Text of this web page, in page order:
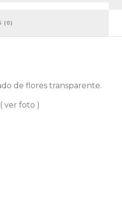
(0)
de flores transparente.
ver foto )